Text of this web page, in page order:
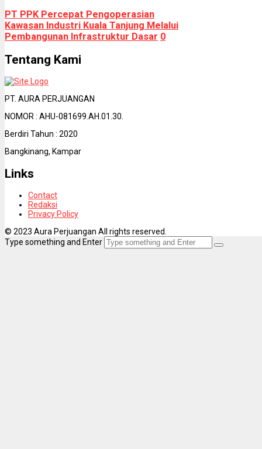
PT PPK Percepat Pengoperasian
Kawasan Industri Kuala Tanjung Melalui
Pembangunan Infrastruktur Dasar 0
Tentang Kami
PT. AURA PERJUANGAN
NOMOR : AHU-081699.AH.01.30.
Berdiri Tahun : 2020
Bangkinang, Kampar
Links
Contact
Redaksi
Privacy Policy
© 2023 Aura Perjuangan All rights reserved.
Type something and Enter